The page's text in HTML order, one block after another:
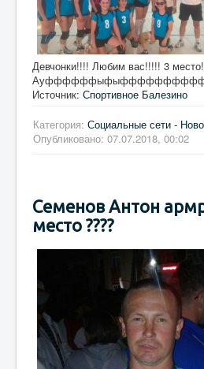
Девчонки!!!! Любим вас!!!!! 3
Источник: Спортивное Балезино
Категория: Социальные сети -
Опубликовано: 07.07.2018, 00:02
Семенов Антон
место ????